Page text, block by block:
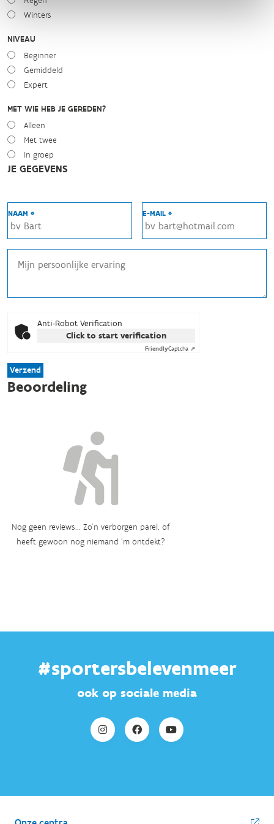
Winters
NIVEAU
Beginner
Gemiddeld
Expert
MET WIE HEB JE GEREDEN?
Alleen
Met twee
In groep
JE GEGEVENS
NAAM * E-MAIL *
Anti-Robot Verification
Click to start verification
FriendlyCaptcha ⇗
Verzend
Beoordeling
Nog geen reviews... Zo’n verborgen parel, of
heeft gewoon nog niemand ‘m ontdekt?
#sportersbelevenmeer
ook op sociale media